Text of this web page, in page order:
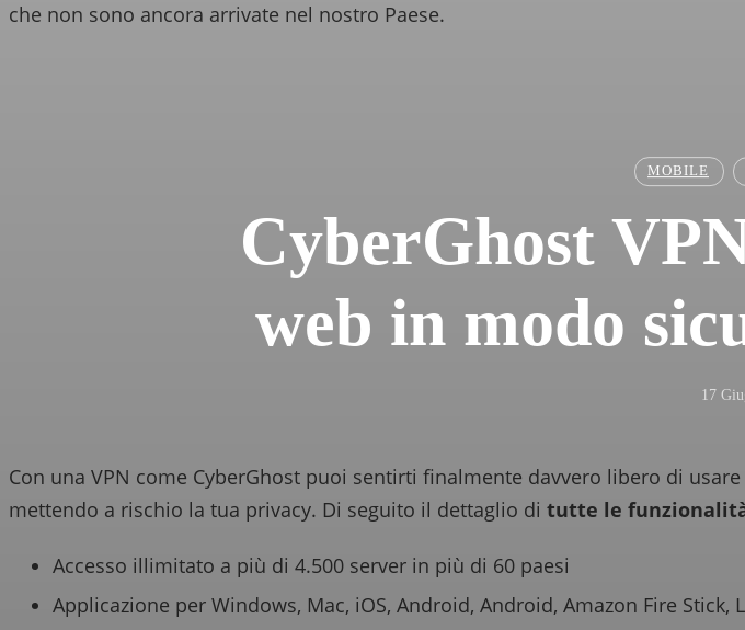
MOBILE
CyberGhost
web in modo
17
che non sono ancora arrivate nel nostro Paese.
Con una VPN come CyberGhost puoi sentirti finalmente davvero libero di
mettendo a rischio la tua privacy. Di seguito il dettaglio di tutte le
Accesso illimitato a più di 4.500 server in più di 60 paesi
Applicazione per Windows, Mac, iOS, Android, Android, Amazon Fire Stick,